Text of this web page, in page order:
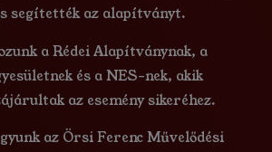
segítették az alapítványt.
a Rédei Alapítványnak, a
és a NES-nek, akik
az esemény sikeréhez.
az Örsi Ferenc Művelődési